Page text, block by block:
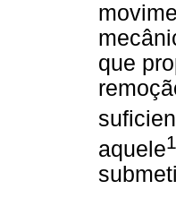
que
aquele